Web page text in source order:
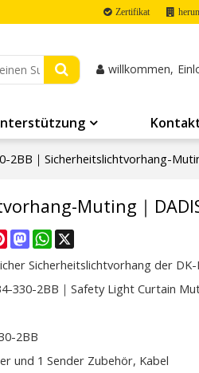
Zertifikat
willkommen,
2BB｜Sicherheitslichtvorhang-
Muting｜
PinterestMastodonWhatsApp
Sicherheitslichtvorhang der DK-
330-2BB｜Safety Light Curtain
2BB
und 1 Sender Zubehör, Kabel